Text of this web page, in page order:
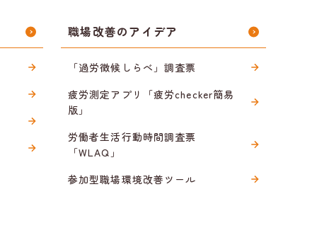
職場改善のアイデア
「過労徴候しらべ」調査票
疲労測定アプリ「疲労checker簡易
版」
労働者生活行動時間調査票
「WLAQ」
参加型職場環境改善ツール